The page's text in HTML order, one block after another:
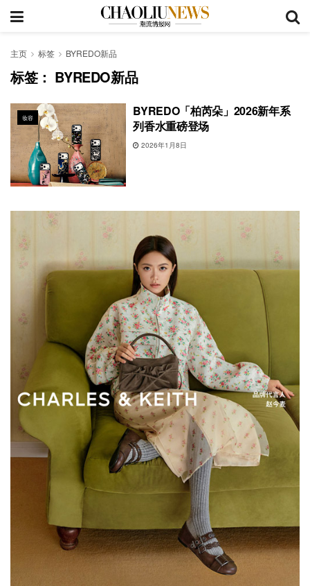
主页 标签 BYREDO新品
标签： BYREDO新品
妆容
BYREDO「柏芮朵」2026新年系
列香水重磅登场
2026年1月8日